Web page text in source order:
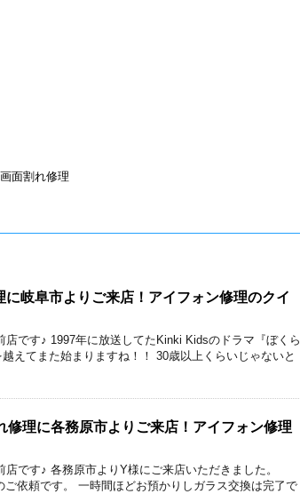
面割れ修理
岐阜市よりご来店！アイフォン修理のクイ
です♪ 1997年に放送してたKinki Kidsのドラマ『ぼくら
えてまた始まりますね！！ 30歳以上くらいじゃないと
理に各務原市よりご来店！アイフォン修理
です♪ 各務原市よりY様にご来店いただきました。
依頼です。 一時間ほどお預かりしガラス交換は完了で